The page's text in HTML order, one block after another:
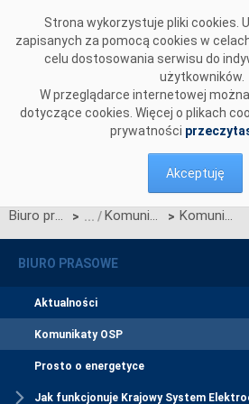
Strona wykorzystuje pliki cookies.
zapisanych za pomocą cookies w
celu dostosowania serwisu do
użytkowników.
W przeglądarce internetowej
dotyczące cookies. Więcej o plikach
prywatności
Akceptuję
Biuro prasowe > Komunikaty OSP > Komunikat OSP z dnia 8 lutego 2023 r. w sprawie zatwierdzenia przez Prezesa URE zmian WDB
BIURO PRASOWE
Aktualności
Komunikaty OSP
Prosto o energetyce
Jak funkcjonuje Krajowy System